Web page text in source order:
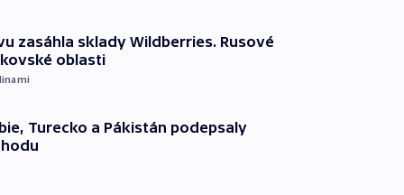
zasáhla sklady Wildberries. Rusové
oblasti
Turecko a Pákistán podepsaly